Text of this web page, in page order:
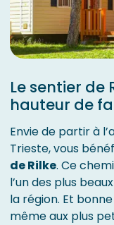
Le sentier de
hauteur de
Envie de partir à
Trieste, vous
de Rilke. Ce
l’un des plus
la région. Et
même aux plus